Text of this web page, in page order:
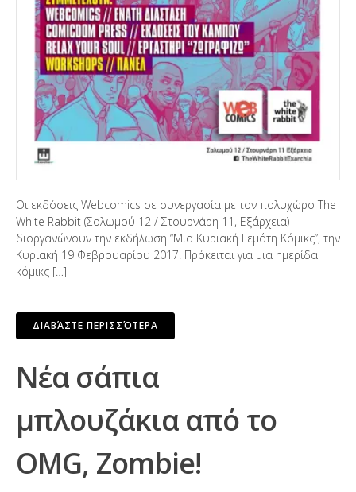
Οι εκδόσεις Webcomics σε συνεργασία με τον πολυχώρο The
White Rabbit (Σολωμού 12 / Στουρνάρη 11, Εξάρχεια)
διοργανώνουν την εκδήλωση “Μια Κυριακή Γεμάτη Κόμικς”, την
Κυριακή 19 Φεβρουαρίου 2017. Πρόκειται για μια ημερίδα
κόμικς […]
ΔΙΑΒΆΣΤΕ ΠΕΡΙΣΣΌΤΕΡΑ
Νέα σάπια
μπλουζάκια από το
OMG, Zombie!